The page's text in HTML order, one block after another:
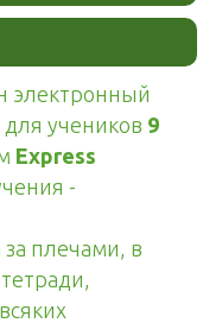
электронный
для учеников 9
Express
-
плечами, в